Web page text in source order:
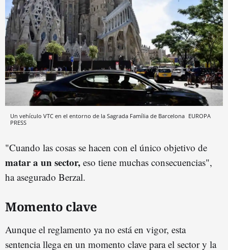
Un vehículo VTC en el entorno de la Sagrada Família de Barcelona EUROPA
PRESS
"Cuando las cosas se hacen con el único objetivo de
matar a un sector, eso tiene muchas consecuencias",
ha asegurado Berzal.
Momento clave
Aunque el reglamento ya no está en vigor, esta
sentencia llega en un momento clave para el sector y la